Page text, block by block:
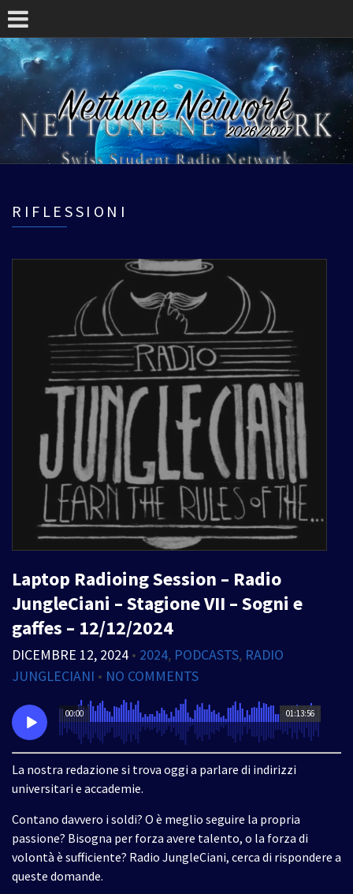
RIFLESSIONI
Laptop Radioing Session – Radio
JungleCiani – Stagione VII – Sogni e
gaffes – 12/12/2024
DICEMBRE 12, 2024 • 2024, PODCASTS, RADIO
JUNGLECIANI • NO COMMENTS
01:13:56
00:00
La nostra redazione si trova oggi a parlare di indirizzi
universitari e accademie.
Contano davvero i soldi? O è meglio seguire la propria
passione? Bisogna per forza avere talento, o la forza di
volontà è sufficiente? Radio JungleCiani, cerca di rispondere a
queste domande.